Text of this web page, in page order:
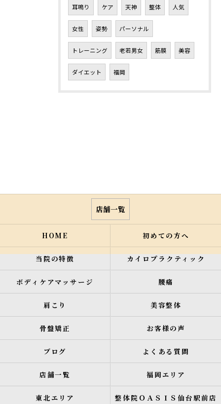
耳鳴り ケア 天神 整体 人気
女性 姿勢 パーソナル
トレーニング 老若男女 筋膜 美容
ダイエット 福岡
店舗一覧
HOME 初めての方へ
当院の特徴 カイロプラクティック
ボディケアマッサージ 腰痛
肩こり 美容整体
骨盤矯正 お客様の声
ブログ よくある質問
店舗一覧 福岡エリア
東北エリア 整体院ＯＡＳＩＳ仙台駅前店